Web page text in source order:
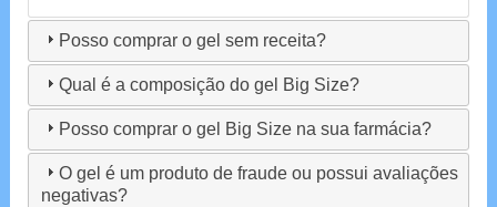
Posso comprar o gel sem receita?
Qual é a composição do gel Big Size?
Posso comprar o gel Big Size na sua farmácia?
O gel é um produto de fraude ou possui avaliações
negativas?